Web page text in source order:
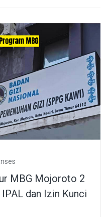
MBG Mojoroto 2
dan Izin Kunci